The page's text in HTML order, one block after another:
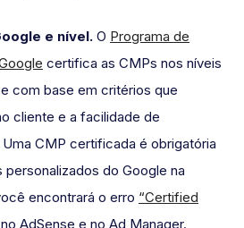
e nível. O Programa de
certifica as CMPs nos níveis
com base em critérios que
cliente e a facilidade de
CMP certificada é obrigatória
personalizados do Google na
encontrará o erro “Certified
no AdSense e no Ad Manager.